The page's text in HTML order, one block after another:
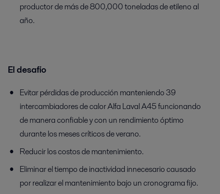
productor de más de 800,000 toneladas de etileno al
año.
El desafío
Evitar pérdidas de producción manteniendo 39
intercambiadores de calor Alfa Laval A45 funcionando
de manera confiable y con un rendimiento óptimo
durante los meses críticos de verano.
Reducir los costos de mantenimiento.
Eliminar el tiempo de inactividad innecesario causado
por realizar el mantenimiento bajo un cronograma fijo.